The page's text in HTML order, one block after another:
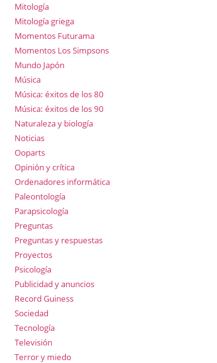
Mitología
Mitología griega
Momentos Futurama
Momentos Los Simpsons
Mundo Japón
Música
Música: éxitos de los 80
Música: éxitos de los 90
Naturaleza y biología
Noticias
Ooparts
Opinión y crítica
Ordenadores informática
Paleontología
Parapsicología
Preguntas
Preguntas y respuestas
Proyectos
Psicología
Publicidad y anuncios
Record Guiness
Sociedad
Tecnología
Televisión
Terror y miedo